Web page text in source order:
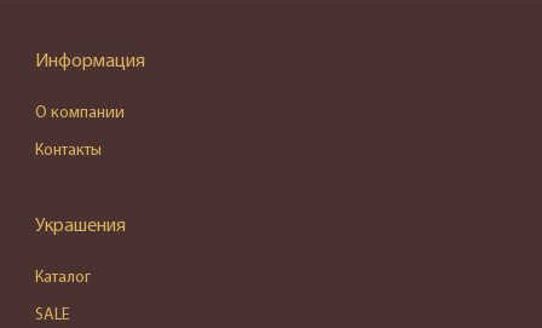
Информация
О компании
Контакты
Украшения
Каталог
SALE